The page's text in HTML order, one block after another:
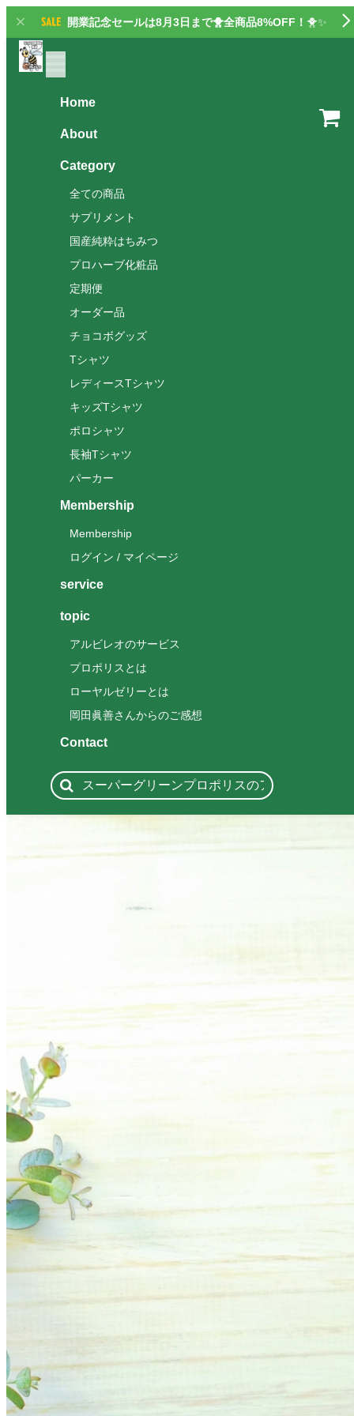
開業記念セールは8月3日まで🐥全商品8%OFF！ 🐥✨
Home
About
Category
全ての商品
サプリメント
国産純粋はちみつ
プロハーブ化粧品
定期便
オーダー品
チョコボグッズ
Tシャツ
レディースTシャツ
キッズTシャツ
ポロシャツ
長袖Tシャツ
パーカー
Membership
Membership
ログイン / マイページ
service
topic
アルビレオのサービス
プロポリスとは
ローヤルゼリーとは
岡田眞善さんからのご感想
Contact